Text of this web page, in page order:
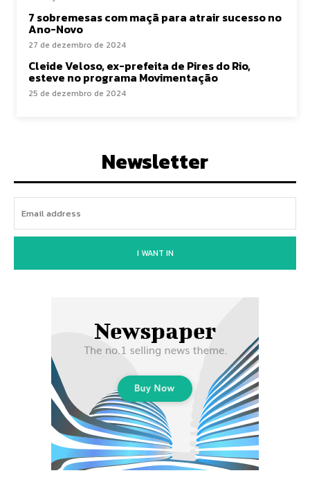
7 sobremesas com maçã para atrair sucesso no
Ano-Novo
27 de dezembro de 2024
Cleide Veloso, ex-prefeita de Pires do Rio,
esteve no programa Movimentação
25 de dezembro de 2024
Newsletter
I WANT IN